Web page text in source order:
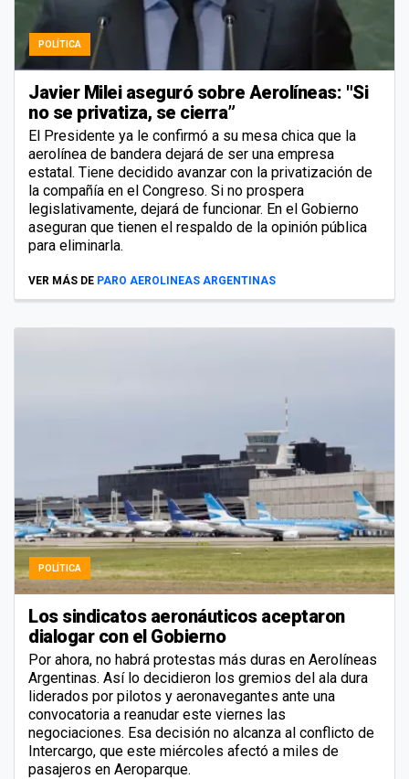
POLÍTICA
Javier Milei aseguró sobre Aerolíneas: "Si
no se privatiza, se cierra”
El Presidente ya le confirmó a su mesa chica que la
aerolínea de bandera dejará de ser una empresa
estatal. Tiene decidido avanzar con la privatización de
la compañía en el Congreso. Si no prospera
legislativamente, dejará de funcionar. En el Gobierno
aseguran que tienen el respaldo de la opinión pública
para eliminarla.
VER MÁS DE PARO AEROLINEAS ARGENTINAS
POLÍTICA
Los sindicatos aeronáuticos aceptaron
dialogar con el Gobierno
Por ahora, no habrá protestas más duras en Aerolíneas
Argentinas. Así lo decidieron los gremios del ala dura
liderados por pilotos y aeronavegantes ante una
convocatoria a reanudar este viernes las
negociaciones. Esa decisión no alcanza al conflicto de
Intercargo, que este miércoles afectó a miles de
pasajeros en Aeroparque.